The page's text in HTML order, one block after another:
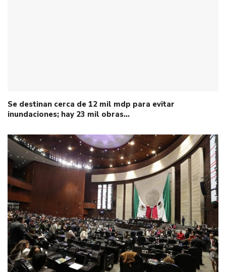
Se destinan cerca de 12 mil mdp para evitar
inundaciones; hay 23 mil obras…